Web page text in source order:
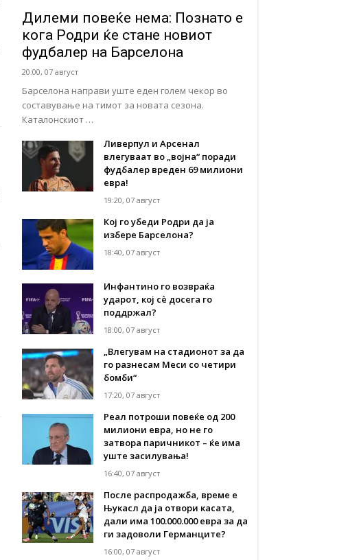
Дилеми повеќе нема: Познато е
кога Родри ќе стане новиот
фудбалер на Барселона
20:00, 07 август
Барселона направи уште еден голем чекор во
составување на тимот за новата сезона.
Каталонскиот …
Ливерпул и Арсенал
влегуваат во „војна“ поради
фудбалер вреден 69 милиони
евра!
19:20, 07 август
Кој го убеди Родри да ја
избере Барселона?
18:40, 07 август
Инфантино го возвраќа
ударот, кој сè досега го
поддржал?
18:00, 07 август
„Влегувам на стадионот за да
го разнесам Меси со четири
бомби“
17:20, 07 август
Реал потроши повеќе од 200
милиони евра, но не го
затвора паричникот – ќе има
уште засилувања!
16:40, 07 август
После распродажба, време е
Њукасл да ја отвори касата,
дали има 100.000.000 евра за да
ги задоволи Германците?
16:00, 07 август